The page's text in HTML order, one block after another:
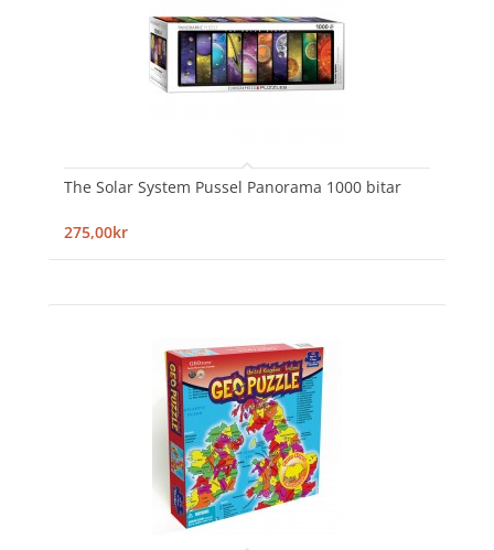
The Solar System Pussel Panorama 1000 bitar
275,00kr